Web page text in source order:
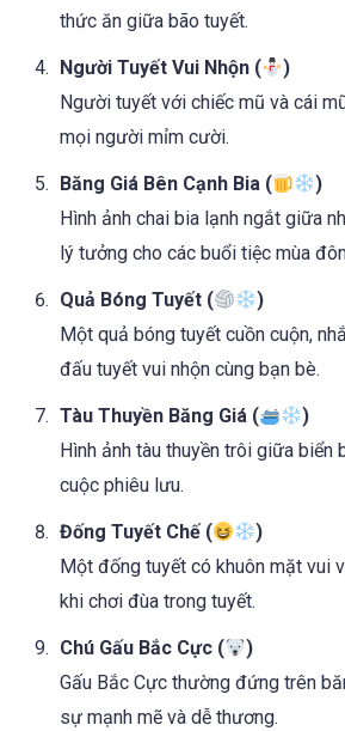
thức ăn giữa bão tuyết.
Người Tuyết Vui Nhộn (
)
Người tuyết với chiếc mũ và cái
mọi người mỉm cười.
Băng Giá Bên Cạnh Bia (
)
Hình ảnh chai bia lạnh ngắt giữa
lý tưởng cho các buổi tiệc mùa
Quả Bóng Tuyết (
)
Một quả bóng tuyết cuồn cuộn,
đấu tuyết vui nhộn cùng bạn bè.
Tàu Thuyền Băng Giá (
)
Hình ảnh tàu thuyền trôi giữa biển
cuộc phiêu lưu.
Đống Tuyết Chế (
)
Một đống tuyết có khuôn mặt vui
khi chơi đùa trong tuyết.
Chú Gấu Bắc Cực (
)
Gấu Bắc Cực thường đứng trên
sự mạnh mẽ và dễ thương.